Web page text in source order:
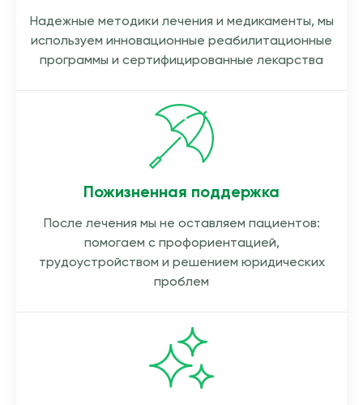
Надежные методики лечения и медикаменты, мы
используем инновационные реабилитационные
программы и сертифицированные лекарства
Пожизненная поддержка
После лечения мы не оставляем пациентов:
помогаем с профориентацией,
трудоустройством и решением юридических
проблем